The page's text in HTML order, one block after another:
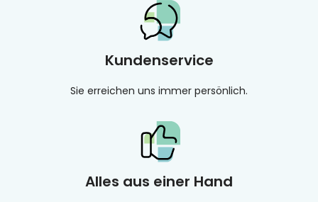
Kundenservice
Sie erreichen uns immer persönlich.
Alles aus einer Hand